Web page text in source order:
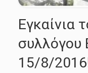
Εγκαίνια
συλλόγου
15/8/